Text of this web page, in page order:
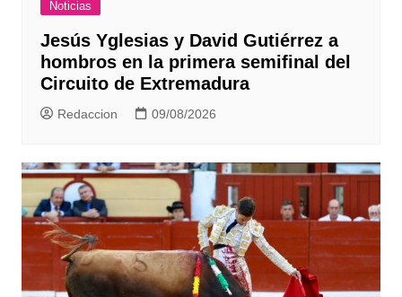
Noticias
Jesús Yglesias y David Gutiérrez a
hombros en la primera semifinal del
Circuito de Extremadura
Redaccion 09/08/2026